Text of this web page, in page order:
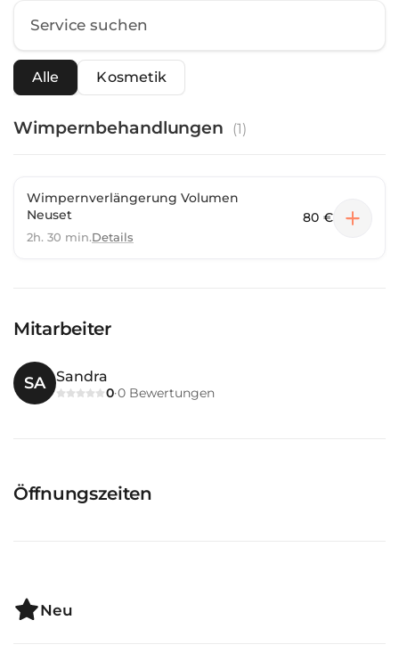
Alle Kosmetik
Wimpernbehandlungen (1)
Wimpernverlängerung Volumen
Neuset
2h. 30 min.Details
80 €
Mitarbeiter
SA Sandra
0·0 Bewertungen
Öffnungszeiten
Neu